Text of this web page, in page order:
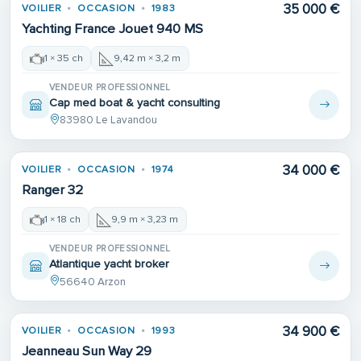
VOILIER OCCASION 1983
Yachting France Jouet 940 MS
35 000 €
1 × 35 ch 9,42 m × 3,2 m
VENDEUR PROFESSIONNEL
Cap med boat & yacht consulting
83980 Le Lavandou
VOILIER OCCASION 1974
Ranger 32
34 000 €
1 × 18 ch 9,9 m × 3,23 m
VENDEUR PROFESSIONNEL
Atlantique yacht broker
56640 Arzon
VOILIER OCCASION 1993
Jeanneau Sun Way 29
34 900 €